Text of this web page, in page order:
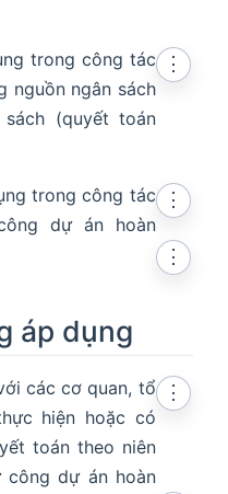
trong công tác
nguồn ngân sách
(quyết toán
⋮
trong công tác
dự án hoàn
⋮
áp dụng
⋮
các cơ quan, tổ
hiện hoặc có
toán theo niên
dự án hoàn
⋮